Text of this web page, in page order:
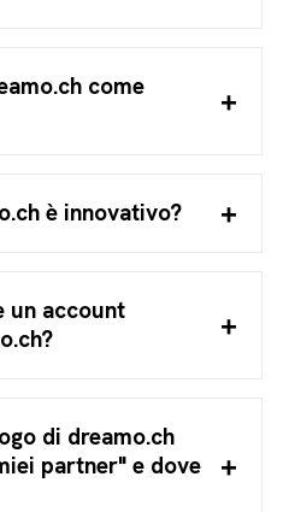
come
è innovativo?
un account
di dreamo.ch
partner" e dove